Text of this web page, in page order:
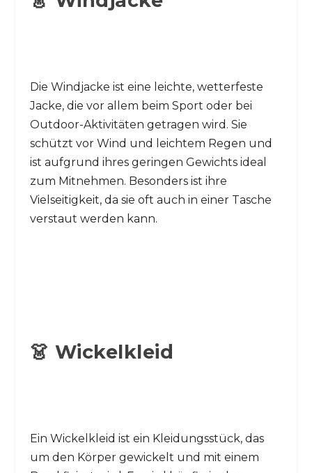
Die Windjacke ist eine leichte, wetterfeste
Jacke, die vor allem beim Sport oder bei
Outdoor-Aktivitäten getragen wird. Sie
schützt vor Wind und leichtem Regen und
ist aufgrund ihres geringen Gewichts ideal
zum Mitnehmen. Besonders ist ihre
Vielseitigkeit, da sie oft auch in einer Tasche
verstaut werden kann.
👗 Wickelkleid
Ein Wickelkleid ist ein Kleidungsstück, das
um den Körper gewickelt und mit einem